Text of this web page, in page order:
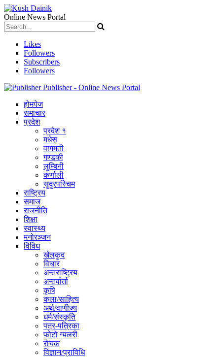
Online News Portal
Likes
Followers
Subscribers
Followers
Publisher - Online News Portal
होमपेज
समाचार
प्रदेश
प्रदेश १
मधेस
वागमती
गण्डकी
लुम्बिनी
कर्णाली
सुदुरपस्चिम
राष्ट्रिय
समाज
राजनीति
शिक्षा
स्वास्थ्य
मनोरञ्जन
विविध
खेलकुद
विचार
अन्तराष्ट्रिय
अन्तर्वार्ता
कृषि
कला/साहित्य
अर्थ/वाणीज्य
धर्म/संस्कृति
पत्र-पत्रिका
फोटो ग्यलरी
रोचक
विज्ञान/प्राविधि